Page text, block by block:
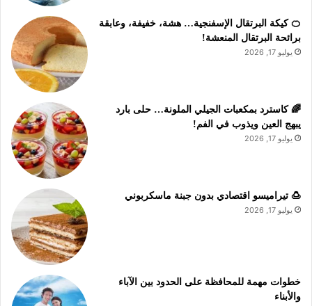
🍊 كيكة البرتقال الإسفنجية… هشة، خفيفة، وعابقة
برائحة البرتقال المنعشة!
يوليو 17, 2026
🌈 كاسترد بمكعبات الجيلي الملونة… حلى بارد
يبهج العين ويذوب في الفم!
يوليو 17, 2026
🍮 تيراميسو اقتصادي بدون جبنة ماسكربوني
يوليو 17, 2026
خطوات مهمة للمحافظة على الحدود بين الآباء
والأبناء